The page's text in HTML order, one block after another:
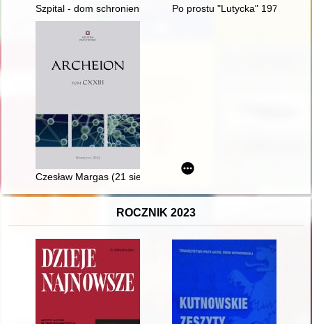
Szpital - dom schronienia dla ubogich w Krzepicach
Po prostu "Lutycka" 1972-
Czesław Margas (21 sierpnia 1925 - 28 lutego 2021)
ROCZNIK 2023